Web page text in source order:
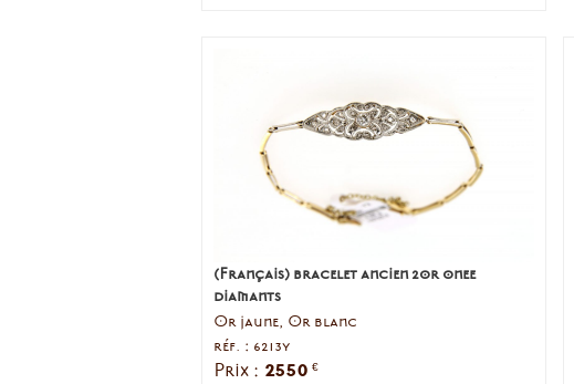
(Français) bracelet ancien 2or onee
diamants
Or jaune, Or blanc
réf. : 6213y
Prix : 2550 €